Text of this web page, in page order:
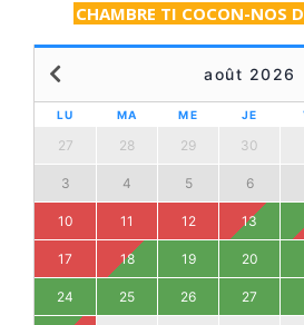
CHAMBRE TI COCON-NOS
août 2026
LU MA ME JE
27 28 29 30
3 4 5 6
10 11 12 13
17 18 19 20
24 25 26 27